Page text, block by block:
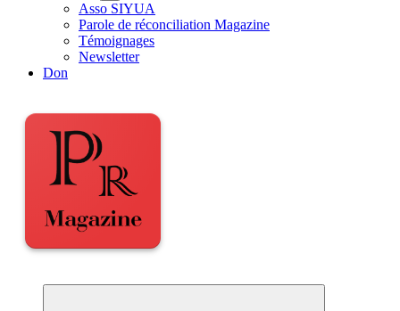
Asso SIYUA
Parole de réconciliation Magazine
Témoignages
Newsletter
Don